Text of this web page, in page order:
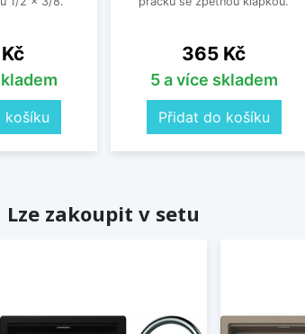
košíku
Cena
365 Kč
5 a více skladem
Přidat do košíku
Lze zakoupit v setu